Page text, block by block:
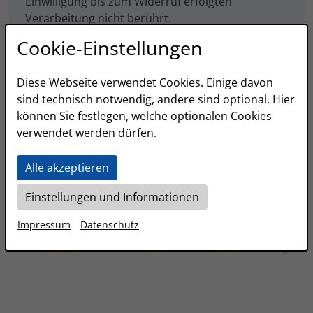
Verarbeitung nicht berührt.
Anti-Roboter-Verifizierung
Friendly Captcha ⇗
Cookie-Einstellungen
Diese Webseite verwendet Cookies. Einige davon
sind technisch notwendig, andere sind optional. Hier
können Sie festlegen, welche optionalen Cookies
verwendet werden dürfen.
Alle akzeptieren
Einstellungen und Informationen
Impressum Datenschutz